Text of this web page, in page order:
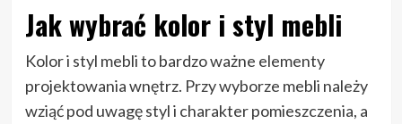
Jak wybrać kolor i styl mebli
Kolor i styl mebli to bardzo ważne elementy
projektowania wnętrz. Przy wyborze mebli należy
wziąć pod uwagę styl i charakter pomieszczenia, a